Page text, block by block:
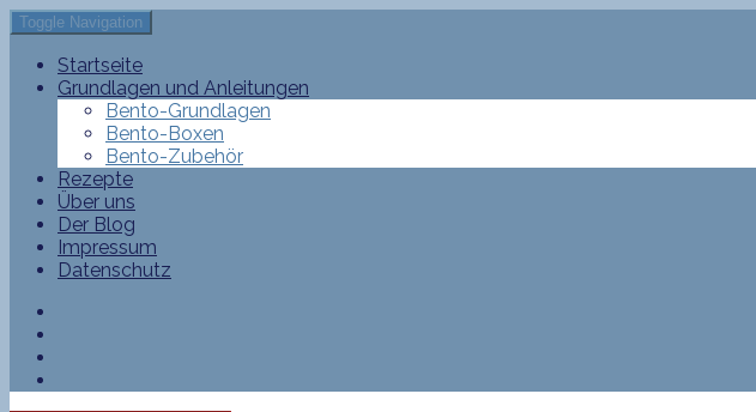
Toggle Navigation
Startseite
Grundlagen und Anleitungen
Bento-Grundlagen
Bento-Boxen
Bento-Zubehör
Rezepte
Über uns
Der Blog
Impressum
Datenschutz